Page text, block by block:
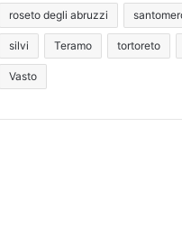
roseto degli abruzzi
silvi Teramo tortoreto
Vasto